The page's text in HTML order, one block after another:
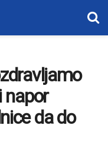
napor
da do